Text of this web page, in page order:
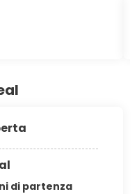
di partenza